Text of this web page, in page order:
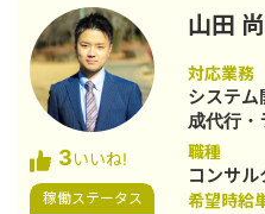
刺・パン
記事：金
ロー図・
ル化 AI
するAIツ
対応エリ
国どこで
/ チャッ
ただける場
に携わる ▷2024年 フリーランスとし
て独立
EAVAL
師
ール 【主な実績】 ・YouTube運営経験
2年半 ・
注実績
3いいね!
稼働ステータス
山田
対応業務
システ
成代行・
画編集
職種
コンサル
希望時給